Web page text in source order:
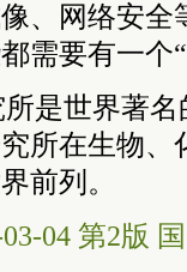
、网络安全
需要有一个
是世界著
所在生物
前列。
04 第2版